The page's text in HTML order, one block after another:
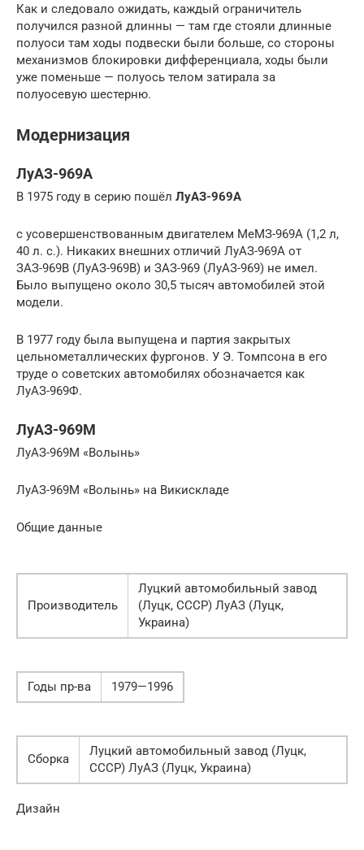
Как и следовало ожидать, каждый ограничитель
получился разной длинны — там где стояли длинные
полуоси там ходы подвески были больше, со стороны
механизмов блокировки дифференциала, ходы были
уже поменьше — полуось телом затирала за
полуосевую шестерню.
Модернизация
ЛуАЗ-969А
В 1975 году в серию пошёл ЛуАЗ-969А
с усовершенствованным двигателем МеМЗ-969А (1,2 л,
40 л. с.). Никаких внешних отличий ЛуАЗ-969А от
ЗАЗ-969В (ЛуАЗ-969В) и ЗАЗ-969 (ЛуАЗ-969) не имел.
Было выпущено около 30,5 тысяч автомобилей этой
модели.
В 1977 году была выпущена и партия закрытых
цельнометаллических фургонов. У Э. Томпсона в его
труде о советских автомобилях обозначается как
ЛуАЗ-969Ф.
ЛуАЗ-969М
ЛуАЗ-969М «Волынь»
ЛуАЗ-969М «Волынь» на Викискладе
Общие данные
Производитель
Луцкий автомобильный завод
(Луцк, СССР) ЛуАЗ (Луцк,
Украина)
Годы пр-ва 1979—1996
Сборка
Луцкий автомобильный завод (Луцк,
СССР) ЛуАЗ (Луцк, Украина)
Дизайн